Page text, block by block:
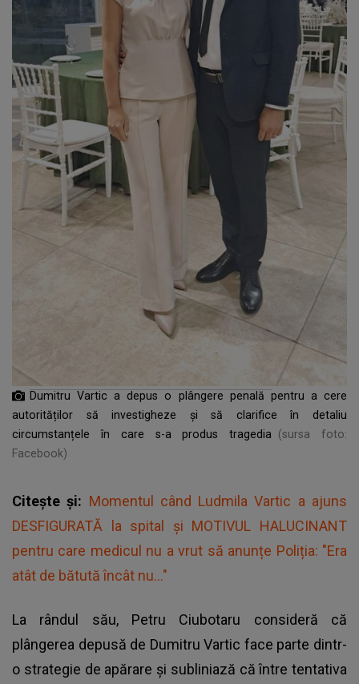
Dumitru Vartic a depus o plângere penală pentru a cere
autorităților să investigheze și să clarifice în detaliu
circumstanțele în care s-a produs tragedia
(sursa foto:
Facebook)
Citește și: Momentul când Ludmila Vartic a ajuns
DESFIGURATĂ la spital și MOTIVUL HALUCINANT
pentru care medicul nu a vrut să anunțe Poliția: "Era
atât de bătută încât nu..."
La rândul său, Petru Ciubotaru consideră că
plângerea depusă de Dumitru Vartic face parte dintr-
o strategie de apărare și subliniază că între tentativa